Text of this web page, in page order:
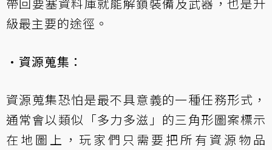
級最主要的途徑。
·資源蒐集：
資源蒐集恐怕是最不具意義的一種任務形式，
通常會以類似「多力多滋」的三角形圖案標示
在地圖上，玩家們只需要把所有資源物品